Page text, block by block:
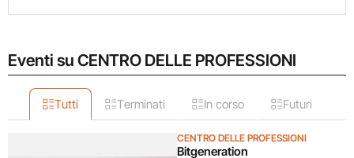
Eventi su CENTRO DELLE PROFESSIONI
Tutti Terminati In corso Futuri
CENTRO DELLE PROFESSIONI
Bitgeneration